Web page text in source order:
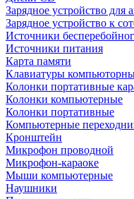
Зарядное устройство для
Зарядное устройство к
Источники
Источники питания
Карта памяти
Клавиатуры
Колонки портативные
Колонки компьютерные
Колонки портативные
Компьютерные
Кронштейн
Микрофон проводной
Микрофон-караоке
Мыши компьютерные
Наушники